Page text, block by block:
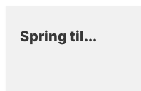
Spring til...